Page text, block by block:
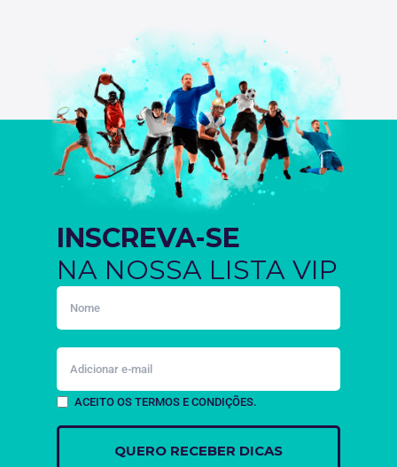
INSCREVA-SE
NA NOSSA LISTA VIP
ACEITO OS TERMOS E CONDIÇÕES.